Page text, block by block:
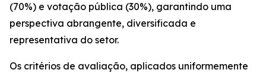
(70%) e votação pública (30%), garantindo uma
perspectiva abrangente, diversificada e
representativa do setor.
Os critérios de avaliação, aplicados uniformemente